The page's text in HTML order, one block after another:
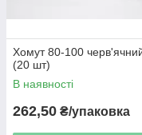
Хомут 80-100
(20 шт)
В наявності
262,50 ₴/упаковка